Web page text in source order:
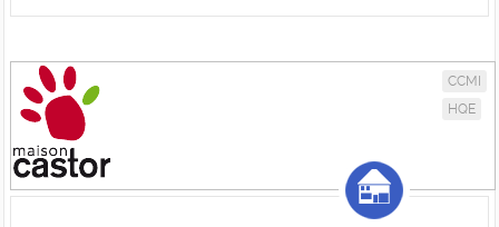
CCMI
HQE